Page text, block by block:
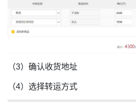
（3）确认收货地址
（4）选择转运方式